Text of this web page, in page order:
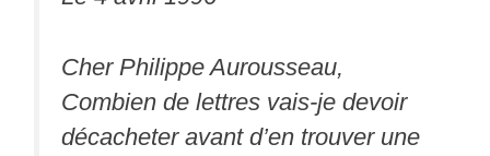
Cher Philippe Aurousseau,
Combien de lettres vais-je devoir
décacheter avant d’en trouver une